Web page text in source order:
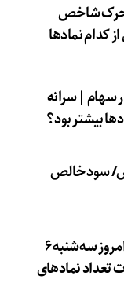
شاخص
کدام نماد‌ها
سهام | سرانه
بیشتر بود؟
سود خالص
پیش‌بینی بازار سهام امروز سه‌شنبه ۶
صورت تعداد نماد‌های